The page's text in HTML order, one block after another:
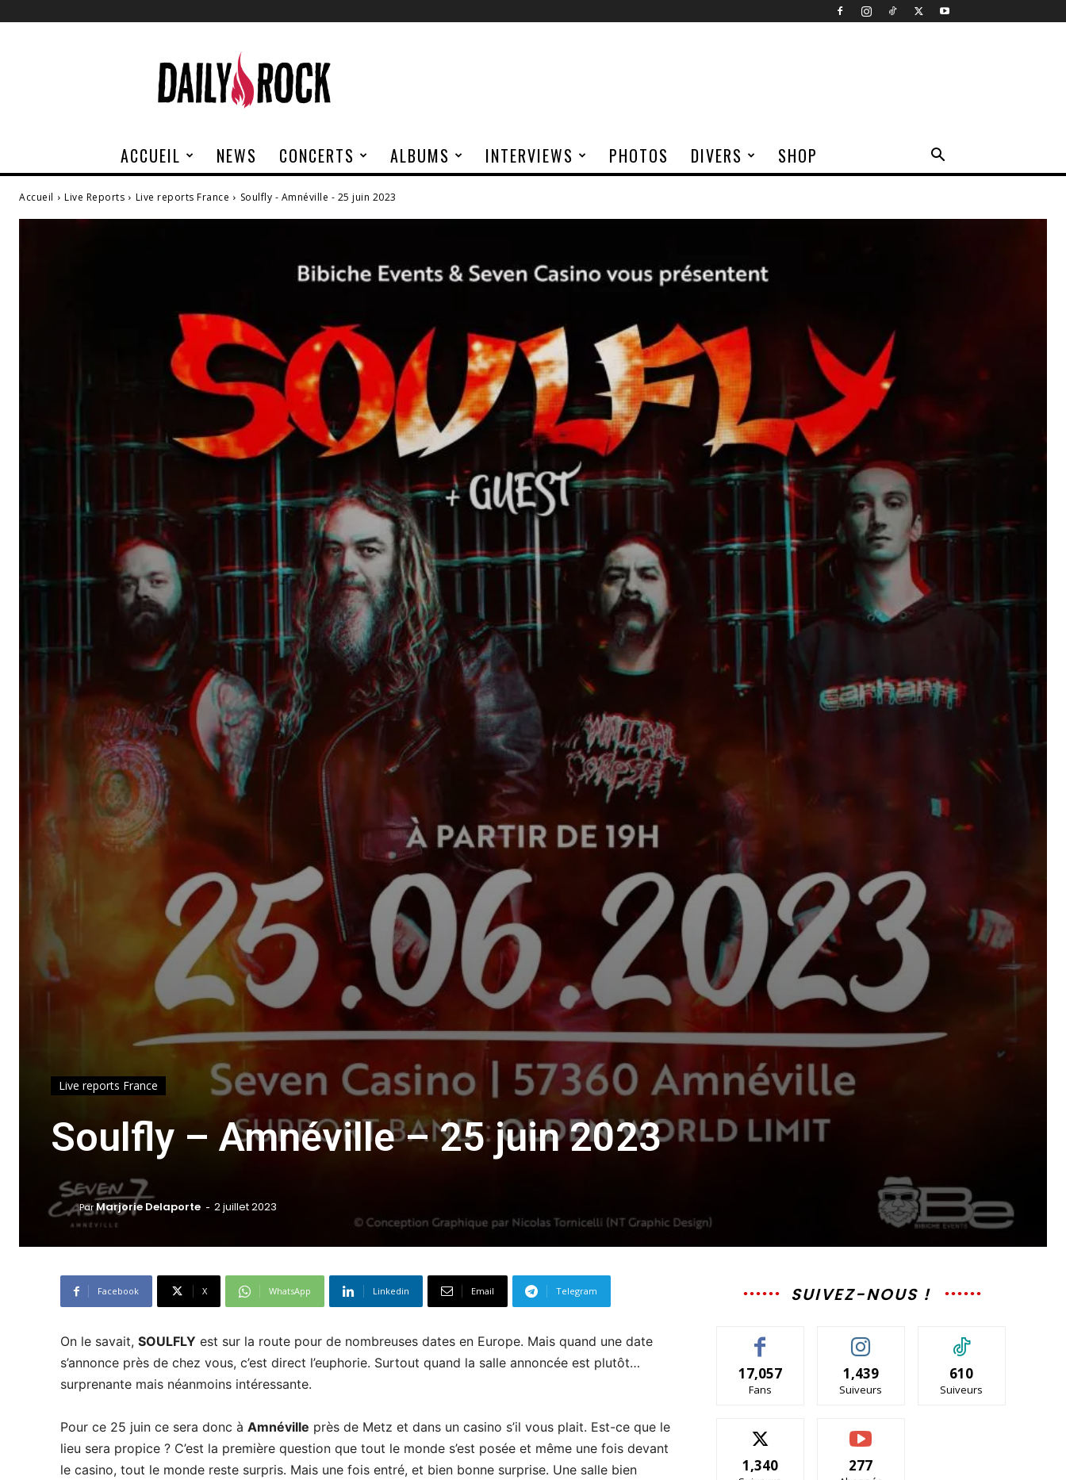
Rock
ACCUEIL NEWS CONCERTS ALBUMS INTERVIEWS PHOTOS DIVERS SHOP
Accueil Live Reports Live reports France Soulfly - Amnéville - 25 juin 2023
Live reports France
Soulfly – Amnéville – 25 juin 2023
ParMarjorie Delaporte - 2 juillet 2023
Facebook X WhatsApp Linkedin Email Telegram
On le savait, SOULFLY est sur la route pour de nombreuses dates en Europe. Mais quand une date
s’annonce près de chez vous, c’est direct l’euphorie. Surtout quand la salle annoncée est plutôt…
surprenante mais néanmoins intéressante.
Pour ce 25 juin ce sera donc à Amnéville près de Metz et dans un casino s’il vous plait. Est-ce que le
lieu sera propice ? C’est la première question que tout le monde s’est posée et même une fois devant
le casino, tout le monde reste surpris. Mais une fois entré, et bien bonne surprise. Une salle bien
SUIVEZ-NOUS !
17,057
Fans
1,439
Suiveurs
610
Suiveurs
1,340 277